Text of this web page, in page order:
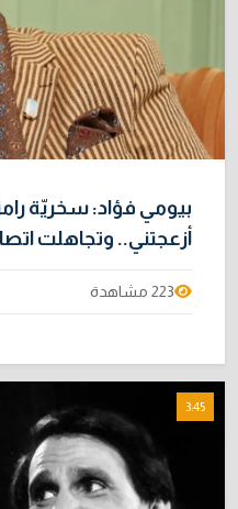
بيومي فؤاد: سخريّة
أزعجتني.. وتجاهلت
223 مشاهدة
3:45